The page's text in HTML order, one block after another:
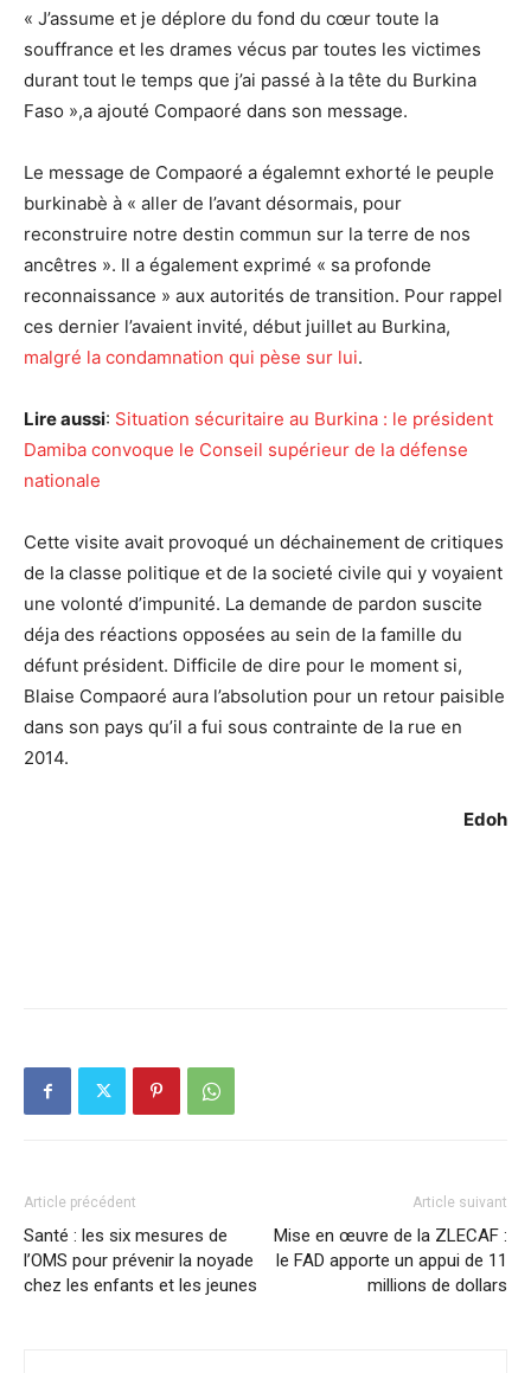
« J’assume et je déplore du fond du cœur toute la
souffrance et les drames vécus par toutes les victimes
durant tout le temps que j’ai passé à la tête du Burkina
Faso »,a ajouté Compaoré dans son message.
Le message de Compaoré a égalemnt exhorté le peuple
burkinabè à « aller de l’avant désormais, pour
reconstruire notre destin commun sur la terre de nos
ancêtres ». Il a également exprimé « sa profonde
reconnaissance » aux autorités de transition. Pour rappel
ces dernier l’avaient invité, début juillet au Burkina,
malgré la condamnation qui pèse sur lui.
Lire aussi: Situation sécuritaire au Burkina : le président
Damiba convoque le Conseil supérieur de la défense
nationale
Cette visite avait provoqué un déchainement de critiques
de la classe politique et de la societé civile qui y voyaient
une volonté d’impunité. La demande de pardon suscite
déja des réactions opposées au sein de la famille du
défunt président. Difficile de dire pour le moment si,
Blaise Compaoré aura l’absolution pour un retour paisible
dans son pays qu’il a fui sous contrainte de la rue en
2014.
Edoh
Article précédent
Santé : les six mesures de
l’OMS pour prévenir la noyade
chez les enfants et les jeunes
Article suivant
Mise en œuvre de la ZLECAF :
le FAD apporte un appui de 11
millions de dollars